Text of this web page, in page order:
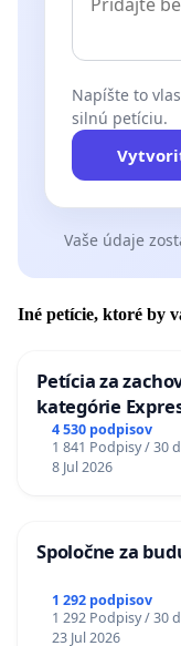
Napíšte to
silnú petíciu.
Vaše údaje
Iné petície, ktoré by
Petícia za
kategórie
stanici Púchov
4 530 podpisov
1 841 Podpisy / 30
8 Jul 2026
Spoločne za
1 292 podpisov
1 292 Podpisy / 30
23 Jul 2026